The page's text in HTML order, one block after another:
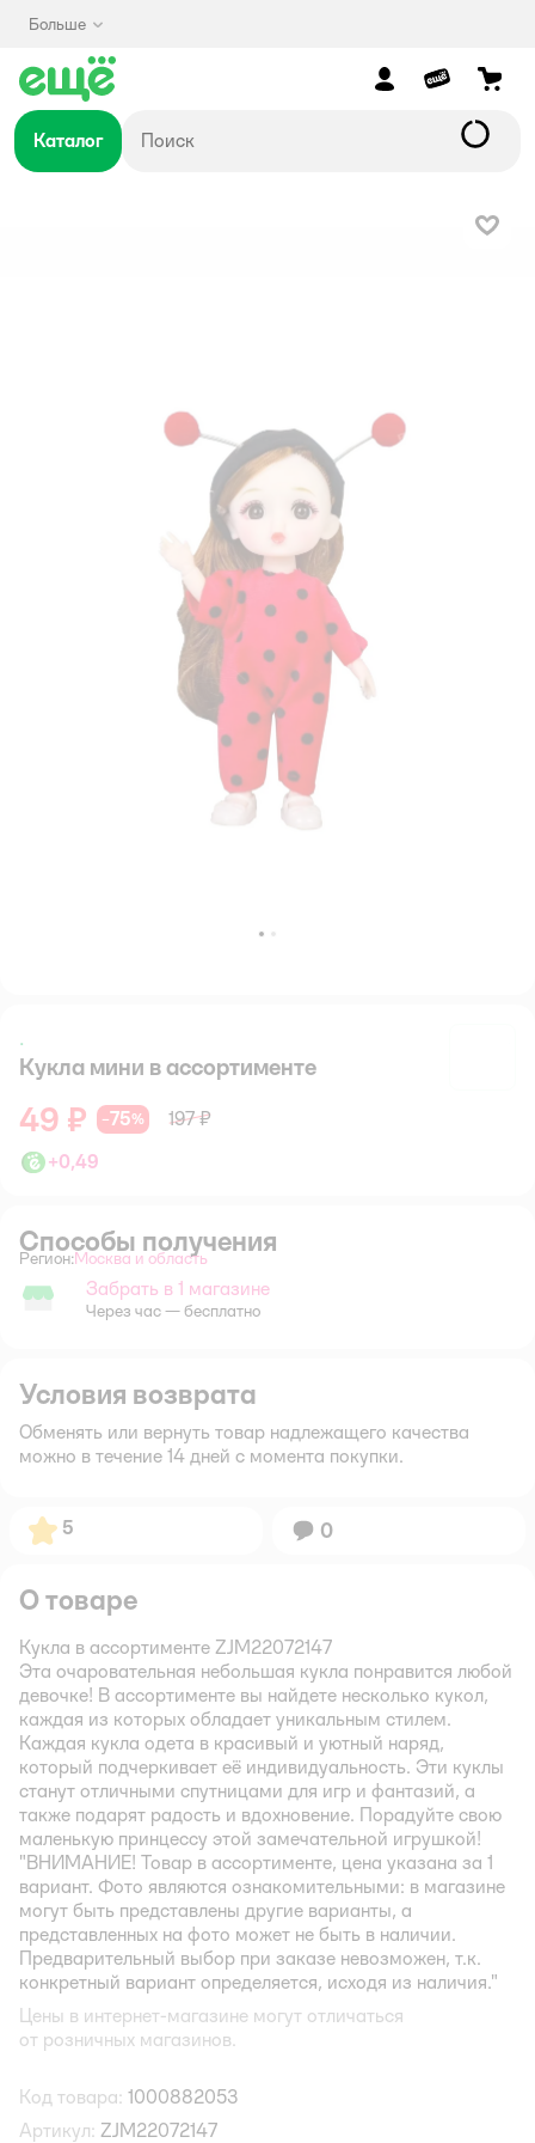
Больше
Каталог
В
.
Кукла мини в ассортименте
49 ₽ −75%
197 ₽
+0,49
Способы получения
Регион: Выбор адреса доставки.
Москва и область
Забрать в магазине
Забрать в 1 магазине
Через час — бесплатно
Условия возврата
Обменять или вернуть товар надлежащего качества
можно в течение 14 дней с момента покупки.
Рейтинг:
5 Вопросов:
0
О товаре
Кукла в ассортименте ZJM22072147
Эта очаровательная небольшая кукла понравится любой
девочке! В ассортименте вы найдете несколько кукол,
каждая из которых обладает уникальным стилем.
Каждая кукла одета в красивый и уютный наряд,
который подчеркивает её индивидуальность. Эти куклы
станут отличными спутницами для игр и фантазий, а
также подарят радость и вдохновение. Порадуйте свою
маленькую принцессу этой замечательной игрушкой!
"ВНИМАНИЕ! Товар в ассортименте, цена указана за 1
вариант. Фото являются ознакомительными: в магазине
могут быть представлены другие варианты, а
представленных на фото может не быть в наличии.
Предварительный выбор при заказе невозможен, т.к.
конкретный вариант определяется, исходя из наличия."
Цены в интернет-магазине могут отличаться
от розничных магазинов.
Код товара: 1000882053
Артикул: ZJM22072147